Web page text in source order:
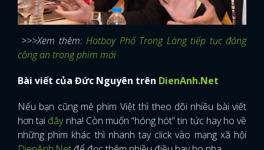
x
ĐĂNG NHẬP
>>>Xem thêm:Hotboy Phố Trong Làng tiếp tục đóng
công an trong phim mới
Bài viết của Đức Nguyên trên DienAnh.Net
Nếu bạn cũng mê phim Việt thì theo dõi nhiều bài viết
hơn tại đâynha! Còn muốn “hóng hót” tin tức hay ho về
những phim khác thì nhanh tay click vào mạng xã hội